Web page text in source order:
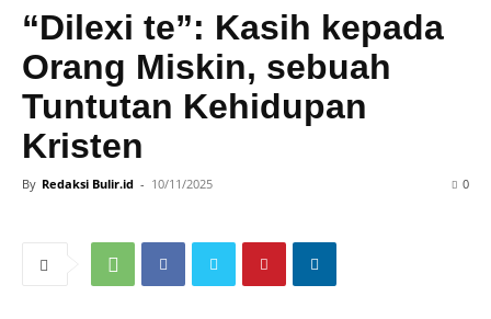
“Dilexi te”: Kasih kepada
Orang Miskin, sebuah
Tuntutan Kehidupan
Kristen
By Redaksi Bulir.id - 10/11/2025 0